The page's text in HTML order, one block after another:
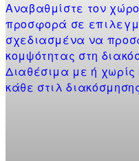
Αναβαθμίστε τον
προσφορά σε
σχεδιασμένα να
κομψότητας στη
Διαθέσιμα με ή χωρίς
κάθε στιλ